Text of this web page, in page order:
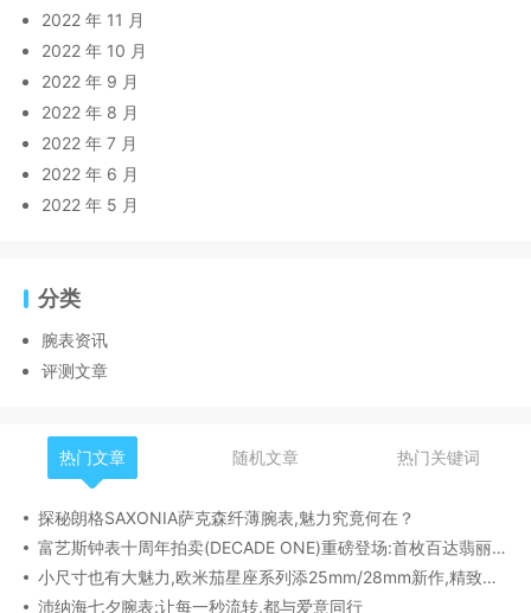
2022 年 11 月
2022 年 10 月
2022 年 9 月
2022 年 8 月
2022 年 7 月
2022 年 6 月
2022 年 5 月
分类
腕表资讯
评测文章
热门文章 随机文章 热门关键词
探秘朗格SAXONIA萨克森纤薄腕表,魅力究竟何在？
富艺斯钟表十周年拍卖(DECADE ONE)重磅登场:首枚百达翡丽1518精钢腕表领衔呈献
小尺寸也有大魅力,欧米茄星座系列添25mm/28mm新作,精致感拉满
沛纳海七夕腕表:让每一秒流转,都与爱意同行